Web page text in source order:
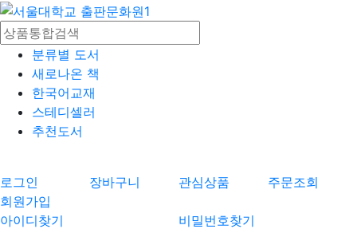
분류별 도서
새로나온 책
한국어교재
스테디셀러
추천도서
로그인 장바구니 관심상품
주문조회
회원가입
아이디찾기
비밀번호찾기